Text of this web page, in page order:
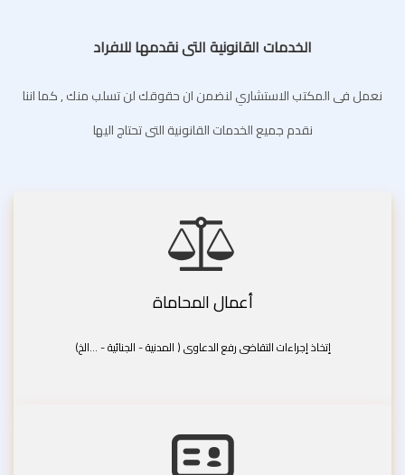
الخدمات القانونية التى نقدمها للافراد
نعمل فى المكتب الاستشاري لنضمن ان حقوقك لن تسلب منك , كما اننا
نقدم جميع الخدمات القانونية التى تحتاج اليها
أعمال المحاماة
إتخاذ إجراءات التقاضى رفع الدعاوى ( المدنية - الجنائية - ...الخ)